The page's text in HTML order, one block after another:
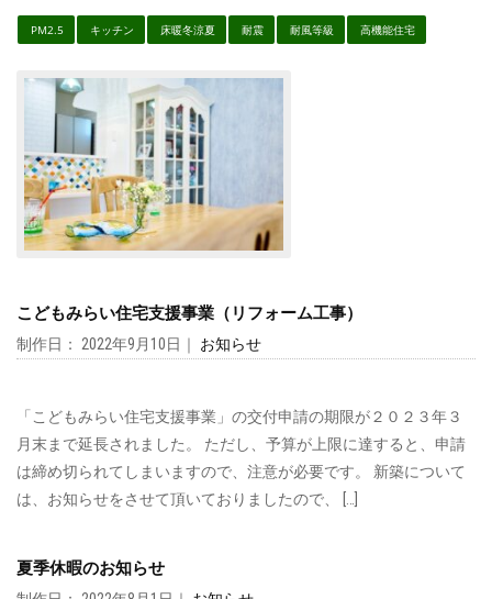
PM2.5 キッチン 床暖冬涼夏 耐震 耐風等級 高機能住宅
こどもみらい住宅支援事業（リフォーム工事）
制作日： 2022年9月10日｜ お知らせ
「こどもみらい住宅支援事業」の交付申請の期限が２０２３年３
月末まで延長されました。 ただし、予算が上限に達すると、申請
は締め切られてしまいますので、注意が必要です。 新築について
は、お知らせをさせて頂いておりましたので、 […]
夏季休暇のお知らせ